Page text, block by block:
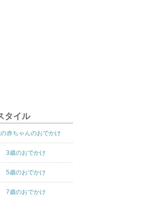
タイル
赤ちゃんのおでかけ
3歳のおでかけ
5歳のおでかけ
7歳のおでかけ